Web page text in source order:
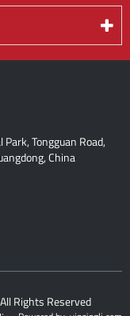
Tongguan Road,
China
All Rights Reserved